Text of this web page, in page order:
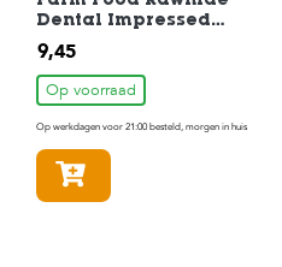
Dental Impressed
Kauwbot Mini 7 stuks
9,45
Op voorraad
Op werkdagen voor 21:00 besteld, morgen in huis